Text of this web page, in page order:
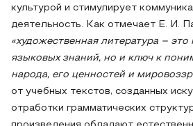
культурой и стимулирует
деятельность. Как отмечает Е. И.
«художественная литература – это
языковых знаний, но и ключ к
народа, его ценностей и
от учебных текстов, созданных
отработки грамматических